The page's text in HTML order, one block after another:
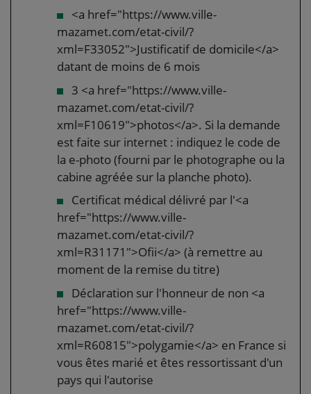
<a href="https://www.ville-
mazamet.com/etat-civil/?
xml=F33052">Justificatif de domicile</a>
datant de moins de 6 mois
3 <a href="https://www.ville-
mazamet.com/etat-civil/?
xml=F10619">photos</a>. Si la demande
est faite sur internet : indiquez le code de
la e-photo (fourni par le photographe ou la
cabine agréée sur la planche photo).
Certificat médical délivré par l'<a
href="https://www.ville-
mazamet.com/etat-civil/?
xml=R31171">Ofii</a> (à remettre au
moment de la remise du titre)
Déclaration sur l'honneur de non <a
href="https://www.ville-
mazamet.com/etat-civil/?
xml=R60815">polygamie</a> en France si
vous êtes marié et êtes ressortissant d'un
pays qui l'autorise